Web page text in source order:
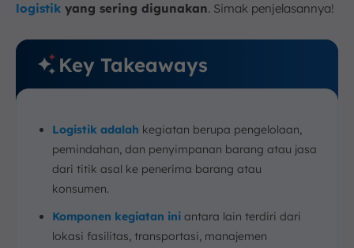
logistik yang sering digunakan. Simak penjelasannya!
Key Takeaways
Logistik adalah kegiatan berupa pengelolaan,
pemindahan, dan penyimpanan barang atau jasa
dari titik asal ke penerima barang atau
konsumen.
Komponen kegiatan ini antara lain terdiri dari
lokasi fasilitas, transportasi, manajemen